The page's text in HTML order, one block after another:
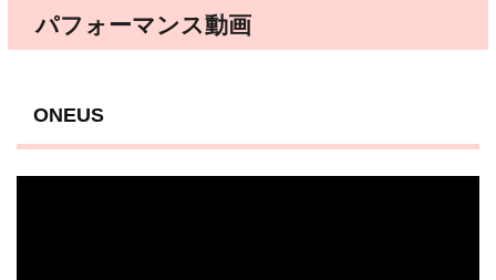
パフォーマンス動画
ONEUS